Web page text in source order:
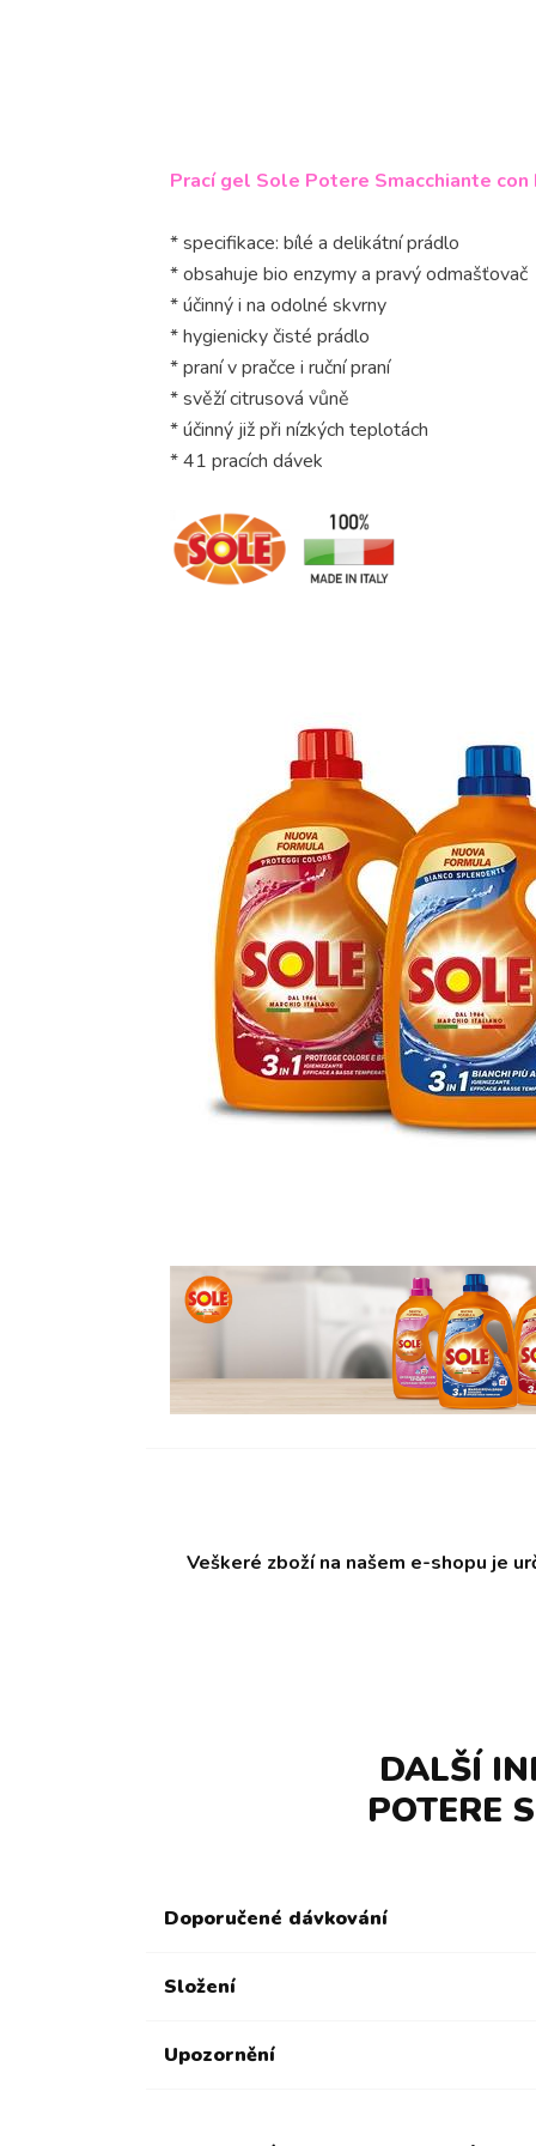
Prací gel Sole Potere Smacchiante
* specifikace: bílé a delikátní prádlo
* obsahuje bio enzymy a pravý odmašťovač
* účinný i na odolné skvrny
* hygienicky čisté prádlo
* praní v pračce i ruční praní
* svěží citrusová vůně
* účinný již při nízkých teplotách
* 41 pracích dávek
Veškeré zboží na našem e-shopu je
DALŠÍ
POTERE
Doporučené dávkování
Složení
Upozornění